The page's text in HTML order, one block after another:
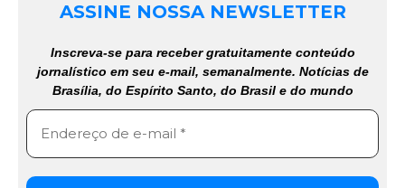
ASSINE NOSSA NEWSLETTER
Inscreva-se para receber gratuitamente conteúdo
jornalístico em seu e-mail, semanalmente. Notícias de
Brasília, do Espírito Santo, do Brasil e do mundo